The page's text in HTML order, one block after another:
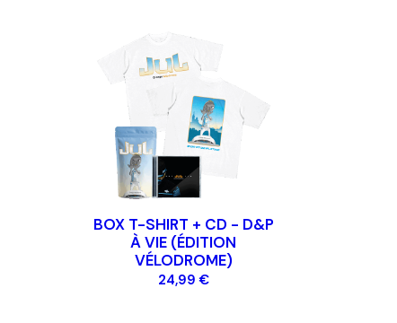
BOX T-SHIRT + CD - D&P
À VIE (ÉDITION
VÉLODROME)
24,99 €